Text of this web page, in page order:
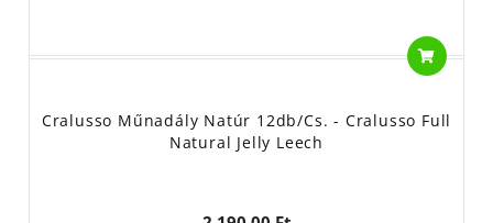
Cralusso Műnadály Natúr 12db/cs. - Cralusso Full
Natural Jelly Leech